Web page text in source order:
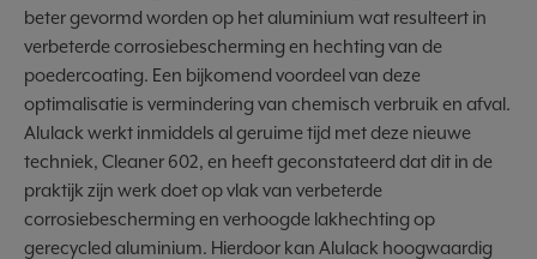
beter gevormd worden op het aluminium wat resulteert in
verbeterde corrosiebescherming en hechting van de
poedercoating. Een bijkomend voordeel van deze
optimalisatie is vermindering van chemisch verbruik en afval.
Alulack werkt inmiddels al geruime tijd met deze nieuwe
techniek, Cleaner 602, en heeft geconstateerd dat dit in de
praktijk zijn werk doet op vlak van verbeterde
corrosiebescherming en verhoogde lakhechting op
gerecycled aluminium. Hierdoor kan Alulack hoogwaardig